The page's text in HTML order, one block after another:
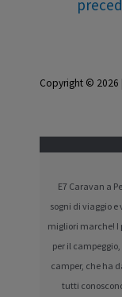
Copyright © 2026
E7 Caravan a
sogni di viaggio
migliori marche! I
per il
camper, che ha
tutti